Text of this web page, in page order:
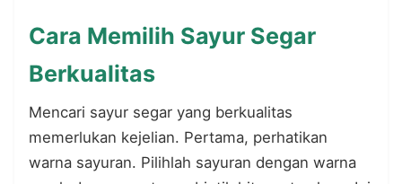
Cara Memilih Sayur Segar
Berkualitas
Mencari sayur segar yang berkualitas
memerlukan kejelian. Pertama, perhatikan
warna sayuran. Pilihlah sayuran dengan warna